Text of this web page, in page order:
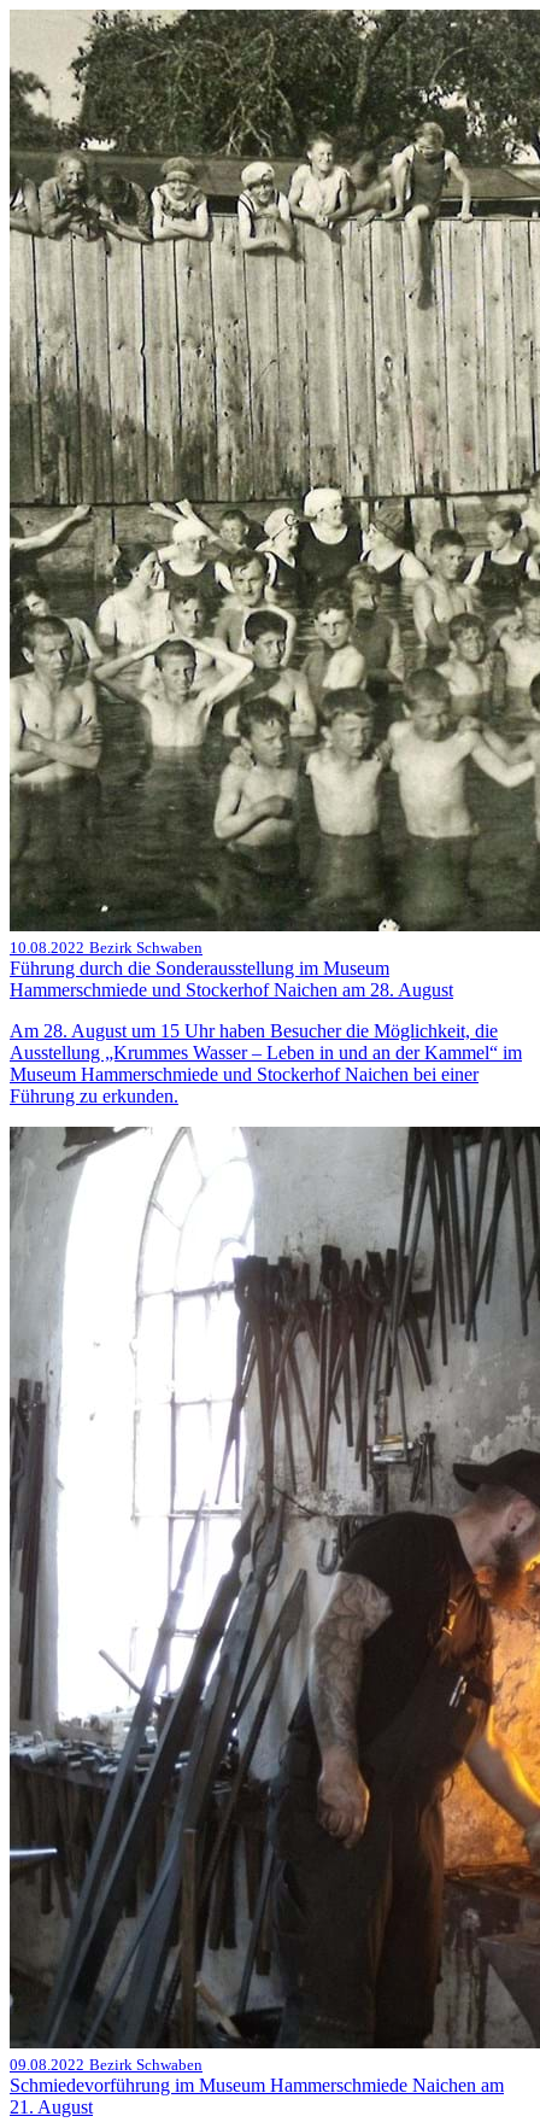
10.08.2022 Bezirk Schwaben
Führung durch die Sonderausstellung im Museum
Hammerschmiede und Stockerhof Naichen am 28. August
Am 28. August um 15 Uhr haben Besucher die Möglichkeit, die
Ausstellung „Krummes Wasser – Leben in und an der Kammel“ im
Museum Hammerschmiede und Stockerhof Naichen bei einer
Führung zu erkunden.
09.08.2022 Bezirk Schwaben
Schmiedevorführung im Museum Hammerschmiede Naichen am
21. August